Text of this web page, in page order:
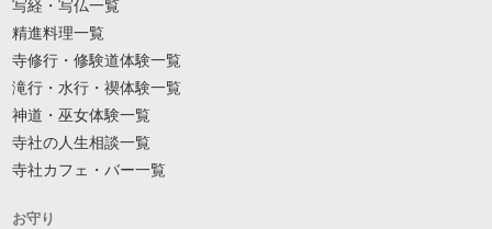
写経・写仏一覧
精進料理一覧
寺修行・修験道体験一覧
滝行・水行・禊体験一覧
神道・巫女体験一覧
寺社の人生相談一覧
寺社カフェ・バー一覧
お守り